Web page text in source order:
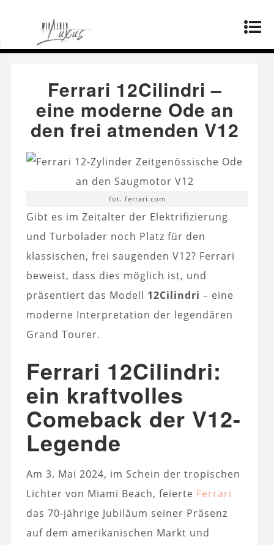
Startseite»
Ferrari 12Cilindri –
eine moderne Ode an den frei atmenden V12
Ferrari 12Cilindri –
eine moderne Ode an
den frei atmenden V12
fot. ferrari.com
Gibt es im Zeitalter der Elektrifizierung
und Turbolader noch Platz für den
klassischen, frei saugenden V12? Ferrari
beweist, dass dies möglich ist, und
präsentiert das Modell 12Cilindri – eine
moderne Interpretation der legendären
Grand Tourer.
Ferrari 12Cilindri:
ein kraftvolles
Comeback der V12-
Legende
Am 3. Mai 2024, im Schein der tropischen
Lichter von Miami Beach, feierte Ferrari
das 70-jährige Jubiläum seiner Präsenz
auf dem amerikanischen Markt und